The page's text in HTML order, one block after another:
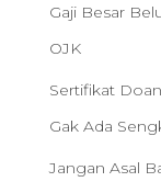
Gaji Besar
OJK
Sertifikat
Gak Ada
Jangan Asal